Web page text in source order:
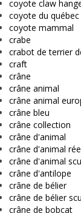
coyote claw
coyote du québec
coyote mammal
crabe
crabot de terrier
craft
crâne
crâne animal
crâne animal
crâne bleu
crâne collection
crâne d'animal
crâne d'animal
crâne d'animal
crâne d'antilope
crâne de bélier
crâne de bélier
crâne de bobcat